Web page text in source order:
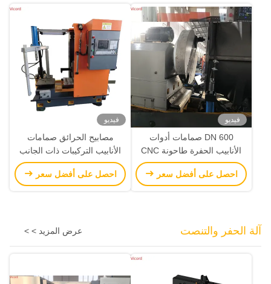
فيديو
DN 600 صمامات أدوات
الأنابيب الحفرة طاحونة CNC
احصل على أفضل سعر
فيديو
مصابيح الحرائق صمامات
الأنابيب التركيبات ذات الجانب
الواحد CNC محفوفة طحن آلة
الدوائر
احصل على أفضل سعر
آلة الحفر والتنصت عرض المزيد > >